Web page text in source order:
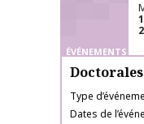
ÉVÉNEMENTS
Doctorales
Type
Dates de